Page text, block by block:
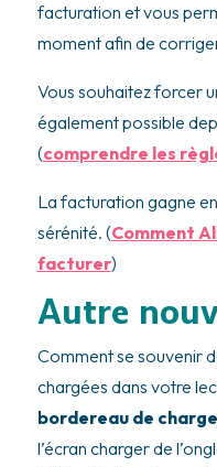
facturation et vous
moment afin de
Vous souhaitez forcer
également possible
(comprendre les
La facturation gagne
sérénité. (Comment
facturer)
Autre
Comment se souvenir
chargées dans votre
bordereau de
l’écran charger de